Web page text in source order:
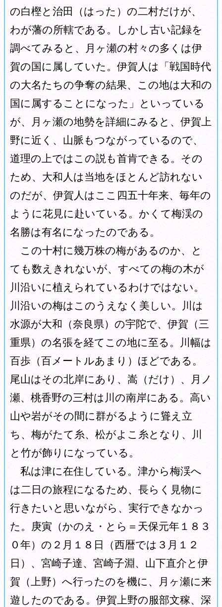
の白樫と治田（はった）の二村だけが、
わが藩の所轄である。しかし古い記録を
調べてみると、月ヶ瀬の村々の多くは伊
賀の国に属していた。伊賀人は「戦国時代
の大名たちの争奪の結果、この地は大和の
国に属することになった」といっている
が、月ヶ瀬の地勢を詳細にみると、伊賀上
野に近く、山脈もつながっているので、
道理の上ではこの説も首肯できる。その
ため、大和人は当地をほとんど訪れない
のだが、伊賀人はここ四五十年来、毎年の
ように花見に赴いている。かくて梅渓の
名勝は有名になったのである。
この十村に幾万株の梅があるのか、と
ても数えきれないが、すべての梅の木が
川沿いに植えられているわけではない。
川沿いの梅はこのうえなく美しい。川は
水源が大和（奈良県）の宇陀で、伊賀（三
重県）の名張を経てこの地に至る。川幅は
百歩（百メートルあまり）ほどである。
尾山はその北岸にあり、嵩（だけ）、月ノ
瀬、桃香野の三村は川の南岸にある。高い
山や岩がその間に群がるように聳え立
ち、梅がたて糸、松がよこ糸となり、川
と竹が飾りになっている。
私は津に在住している。津から梅渓へ
は二日の旅程になるため、長らく見物に
行きたいと思いながら、実行できなかっ
た。庚寅（かのえ・とら＝天保元年１８３
０年）の２月１８日（西暦では３月１２
日）、宮崎子達、宮崎子淵、山下直介と伊
賀（上野）へ行ったのを機に、月ヶ瀬に来
遊したのである。伊賀上野の服部文稼、深